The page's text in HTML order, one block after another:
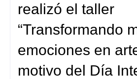
realizó el taller
“Transformando
emociones en
motivo del Día